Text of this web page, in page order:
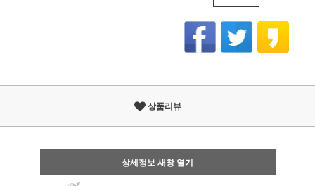
상품리뷰
상세정보 새창 열기